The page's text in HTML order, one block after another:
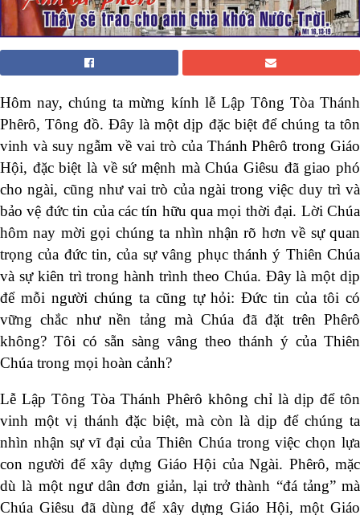
Hôm nay, chúng ta mừng kính lễ Lập Tông Tòa Thánh
Phêrô, Tông đồ. Đây là một dịp đặc biệt để chúng ta tôn
vinh và suy ngẫm về vai trò của Thánh Phêrô trong Giáo
Hội, đặc biệt là về sứ mệnh mà Chúa Giêsu đã giao phó
cho ngài, cũng như vai trò của ngài trong việc duy trì và
bảo vệ đức tin của các tín hữu qua mọi thời đại. Lời Chúa
hôm nay mời gọi chúng ta nhìn nhận rõ hơn về sự quan
trọng của đức tin, của sự vâng phục thánh ý Thiên Chúa
và sự kiên trì trong hành trình theo Chúa. Đây là một dịp
để mỗi người chúng ta cũng tự hỏi: Đức tin của tôi có
vững chắc như nền tảng mà Chúa đã đặt trên Phêrô
không? Tôi có sẵn sàng vâng theo thánh ý của Thiên
Chúa trong mọi hoàn cảnh?
Lễ Lập Tông Tòa Thánh Phêrô không chỉ là dịp để tôn
vinh một vị thánh đặc biệt, mà còn là dịp để chúng ta
nhìn nhận sự vĩ đại của Thiên Chúa trong việc chọn lựa
con người để xây dựng Giáo Hội của Ngài. Phêrô, mặc
dù là một ngư dân đơn giản, lại trở thành “đá tảng” mà
Chúa Giêsu đã dùng để xây dựng Giáo Hội, một Giáo